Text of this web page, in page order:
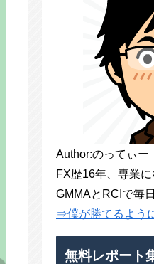
Author:のってぃー
FX歴16年、専業に
GMMAとRCIで毎
⇒僕が勝てるよう
無料レポート